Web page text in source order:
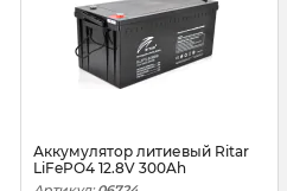
Аккумулятор литиевый Ritar
LiFePO4 12.8V 300Ah